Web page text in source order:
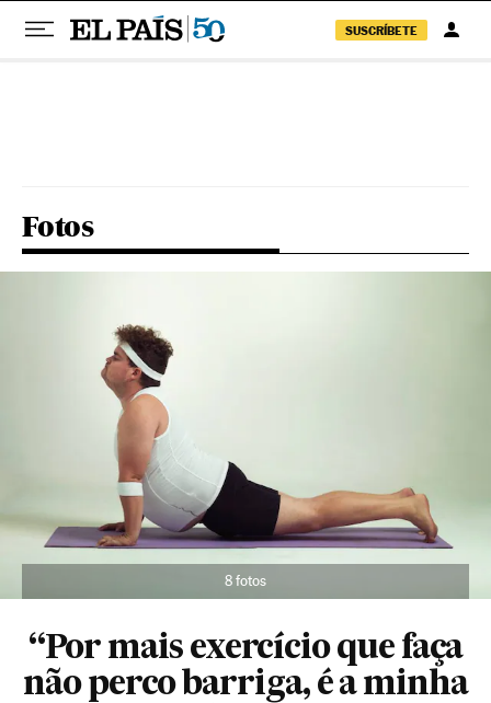
SUSCRÍBETE
Fotos
8 fotos
“Por mais exercício que faça
não perco barriga, é a minha